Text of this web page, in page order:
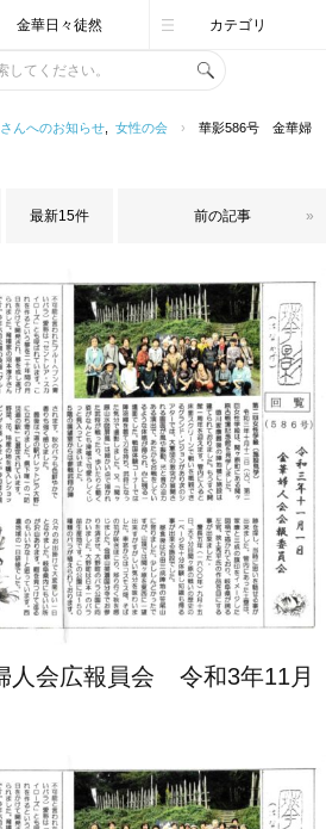
金華日々徒然 カテゴリ
んへのお知らせ 女性の会 ›
華影586号 金華婦
最新15件 前の記事 »
会広報員会 令和3年11月